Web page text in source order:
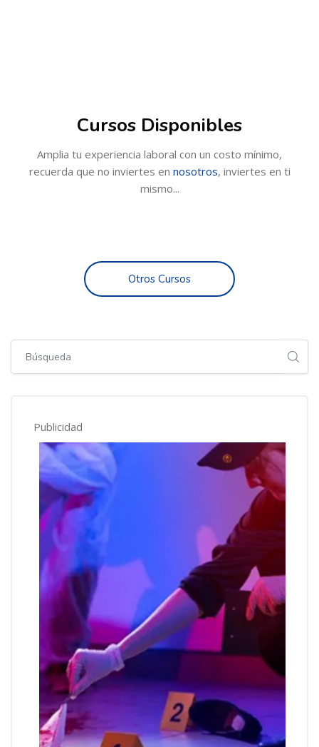
Cursos Disponibles
Amplia tu experiencia laboral con un costo mínimo,
recuerda que no inviertes en nosotros, inviertes en ti
mismo...
Otros Cursos
Publicidad